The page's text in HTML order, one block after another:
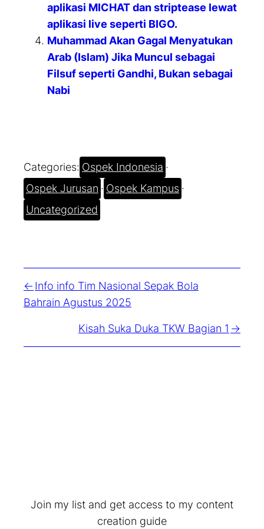
aplikasi MICHAT dan striptease lewat
aplikasi live seperti BIGO.
Muhammad Akan Gagal Menyatukan
Arab (Islam) Jika Muncul sebagai
Filsuf seperti Gandhi, Bukan sebagai
Nabi
Categories: Ospek Indonesia ·
Ospek Jurusan · Ospek Kampus ·
Uncategorized
Info info Tim Nasional Sepak Bola
Bahrain Agustus 2025
Kisah Suka Duka TKW Bagian 1
Join my list and get access to my content
creation guide